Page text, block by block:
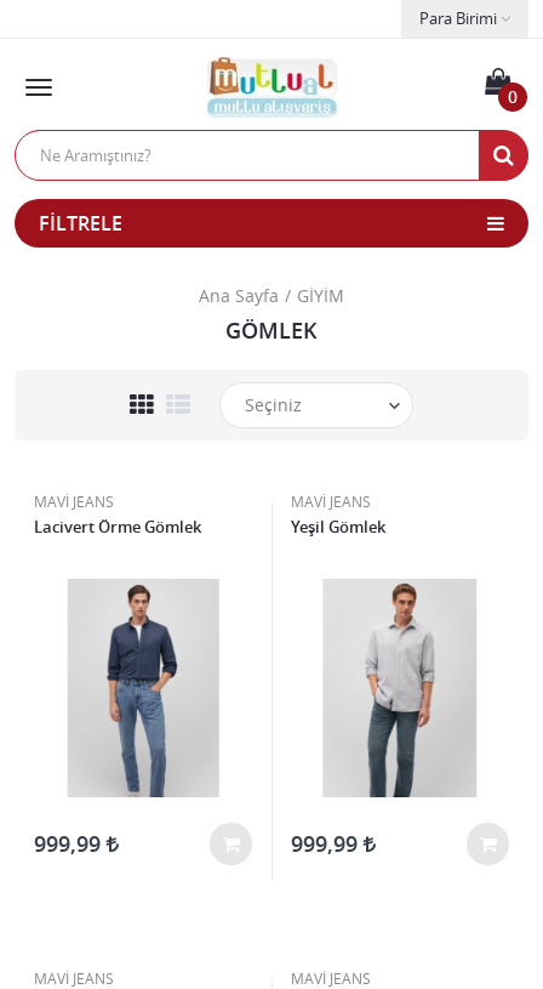
Para Birimi
0
FILTRELE
Ana Sayfa GİYİM
GÖMLEK
MAVİ JEANS
Lacivert Örme Gömlek
999,99
MAVİ JEANS
Yeşil Gömlek
999,99
MAVİ JEANS MAVİ JEANS